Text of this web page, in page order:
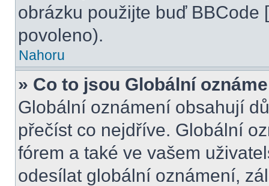
obrázku použijte buď BBCode
povoleno).
Nahoru
» Co to jsou Globální
Globální oznámení obsahují
přečíst co nejdříve. Globální
fórem a také ve vašem
odesílat globální oznámení,